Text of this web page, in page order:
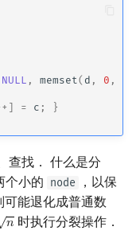
Editor
相关 STL
取模
方程
剩余
幂级数复合|复合逆
生成函数
计数
NULL , memset ( d , 0 ,
] = c ;
}
查找． 什么是分
个小的 node
，以保
可能退化成普通数
√
𝑛时执行分裂操作．